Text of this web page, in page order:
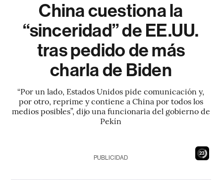
China cuestiona la
“sinceridad” de EE.UU.
tras pedido de más
charla de Biden
“Por un lado, Estados Unidos pide comunicación y,
por otro, reprime y contiene a China por todos los
medios posibles”, dijo una funcionaria del gobierno de
Pekín
22
PUBLICIDAD